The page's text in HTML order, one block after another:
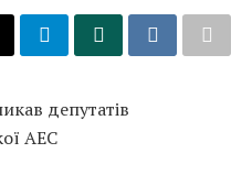
депутатів
АЕС